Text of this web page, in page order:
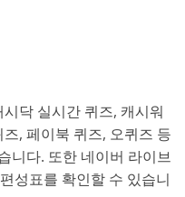
닥 실시간 퀴즈, 캐시워
, 페이북 퀴즈, 오퀴즈 등
니다. 또한 네이버 라이브
성표를 확인할 수 있습니